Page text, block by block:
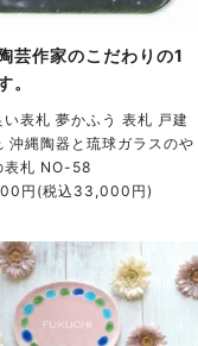
芸作家のこだわりの1
。
い表札 夢かふう 表札 戸建
沖縄陶器と琉球ガラスのや
表札 NO-58
円(税込33,000円)